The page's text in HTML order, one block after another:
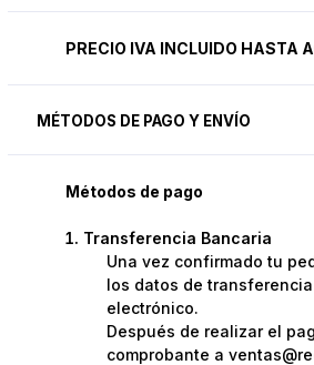
PRECIO IVA INCLUIDO HASTA
MÉTODOS DE PAGO Y ENVÍO
Métodos de pago
Transferencia Bancaria
Una vez confirmado tu
los datos de
electrónico.
Después de realizar el
comprobante a